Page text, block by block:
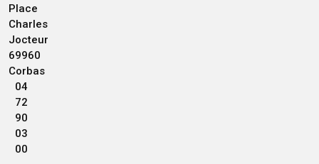
Place
Charles
Jocteur
69960
Corbas
04
72
90
03
00